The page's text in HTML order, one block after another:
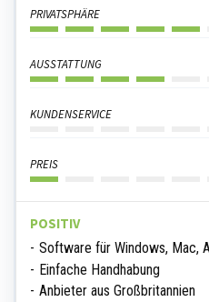
PRIVATSPHÄRE
AUSSTATTUNG
KUNDENSERVICE
PREIS
POSITIV
Software für Windows, Mac,
Einfache Handhabung
Anbieter aus Großbritannien